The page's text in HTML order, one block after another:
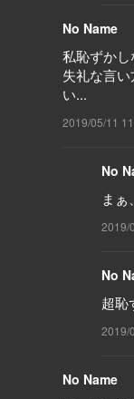
No Name
私恥ずか
失礼な言
い...
2019/05/11
No
ま
2019/
No
超恥
2019/
No Name